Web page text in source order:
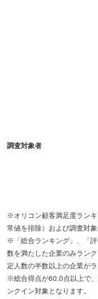
調査対象者
※オリコン顧客満足度ラン
常値を排除）および調査対
※「総合ランキング」、「
数を満たした企業のみラン
定人数の半数以上の企業が
※総合得点が60.0点以上で
ンクイン対象となります。